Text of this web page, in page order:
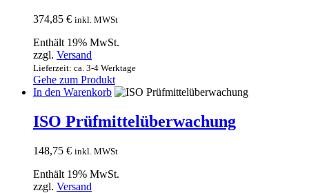
374,85 € inkl. MWSt
Enthält 19% MwSt.
zzgl. Versand
Lieferzeit: ca. 3-4 Werktage
Gehe zum Produkt
In den Warenkorb
ISO Prüfmittelüberwachung
148,75 € inkl. MWSt
Enthält 19% MwSt.
zzgl. Versand